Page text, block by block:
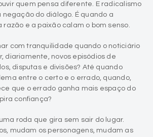
quem pensa diferente. E radicalismo
negação do diálogo. É quando a
razão e a paixão calam o bom senso.
com tranquilidade quando o noticiário
diariamente, novos episódios de
disputas e divisões? Até quando
entre o certo e o errado, quando,
que o errado ganha mais espaço do
confiança?
roda que gira sem sair do lugar.
mudam os personagens, mudam as